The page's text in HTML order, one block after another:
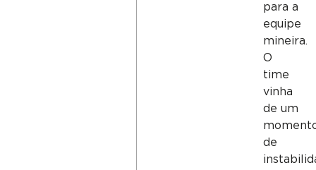
para a
equipe
mineira.
O
time
vinha
de um
de